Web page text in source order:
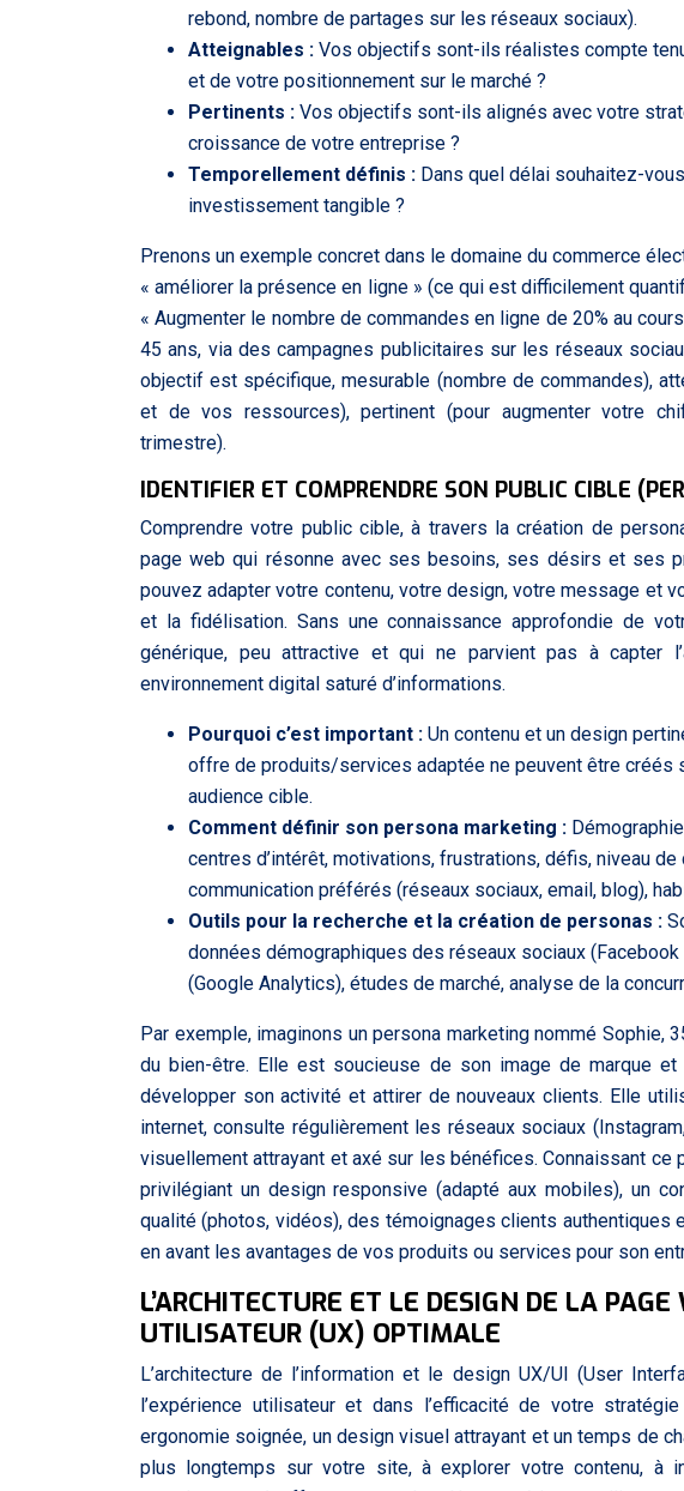
rebond, nombre de partages sur les réseaux sociaux).
Atteignables : Vos objectifs sont-ils réalistes compte
et de votre positionnement sur le marché ?
Pertinents : Vos objectifs sont-ils alignés avec votre
croissance de votre entreprise ?
Temporellement définis : Dans quel délai souhaitez-
investissement tangible ?
Prenons un exemple concret dans le domaine du commerce
« améliorer la présence en ligne » (ce qui est difficilement
« Augmenter le nombre de commandes en ligne de 20% au
45 ans, via des campagnes publicitaires sur les réseaux
objectif est spécifique, mesurable (nombre de commandes),
et de vos ressources), pertinent (pour augmenter votre
trimestre).
IDENTIFIER ET COMPRENDRE SON PUBLIC CIBLE
Comprendre votre public cible, à travers la création de
page web qui résonne avec ses besoins, ses désirs et ses
pouvez adapter votre contenu, votre design, votre message et
et la fidélisation. Sans une connaissance approfondie de
générique, peu attractive et qui ne parvient pas à capter
environnement digital saturé d’informations.
Pourquoi c’est important : Un contenu et un design
offre de produits/services adaptée ne peuvent être créés
audience cible.
Comment définir son persona marketing :
centres d’intérêt, motivations, frustrations, défis, niveau
communication préférés (réseaux sociaux, email, blog),
Outils pour la recherche et la création de personas :
données démographiques des réseaux sociaux
(Google Analytics), études de marché, analyse de la
Par exemple, imaginons un persona marketing nommé Sophie,
du bien-être. Elle est soucieuse de son image de marque
développer son activité et attirer de nouveaux clients. Elle
internet, consulte régulièrement les réseaux sociaux
visuellement attrayant et axé sur les bénéfices. Connaissant
privilégiant un design responsive (adapté aux mobiles), un
qualité (photos, vidéos), des témoignages clients
en avant les avantages de vos produits ou services pour son
L’ARCHITECTURE ET LE DESIGN DE LA
UTILISATEUR (UX) OPTIMALE
L’architecture de l’information et le design UX/UI (User
l’expérience utilisateur et dans l’efficacité de votre
ergonomie soignée, un design visuel attrayant et un temps de
plus longtemps sur votre site, à explorer votre contenu, à